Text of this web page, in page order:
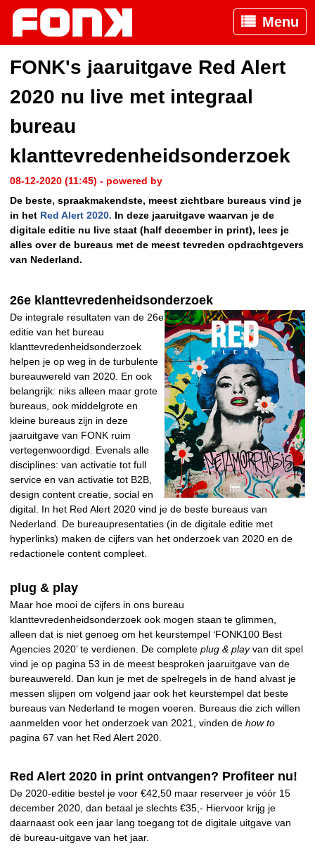
Menu
FONK's jaaruitgave Red Alert
2020 nu live met integraal
bureau
klanttevredenheidsonderzoek
08-12-2020 (11:45) - powered by
De beste, spraakmakendste, meest zichtbare bureaus vind je
in het Red Alert 2020. In deze jaaruitgave waarvan je de
digitale editie nu live staat (half december in print), lees je
alles over de bureaus met de meest tevreden opdrachtgevers
van Nederland.
26e klanttevredenheidsonderzoek
De integrale resultaten van de 26e
editie van het bureau
klanttevredenheidsonderzoek
helpen je op weg in de turbulente
bureauwereld van 2020. En ook
belangrijk: niks alleen maar grote
bureaus, ook middelgrote en
kleine bureaus zijn in deze
jaaruitgave van FONK ruim
vertegenwoordigd. Evenals alle
disciplines: van activatie tot full
service en van activatie tot B2B,
design content creatie, social en
digital. In het Red Alert 2020 vind je de beste bureaus van
Nederland. De bureaupresentaties (in de digitale editie met
hyperlinks) maken de cijfers van het onderzoek van 2020 en de
redactionele content compleet.
plug & play
Maar hoe mooi de cijfers in ons bureau
klanttevredenheidsonderzoek ook mogen staan te glimmen,
alleen dat is niet genoeg om het keurstempel ‘FONK100 Best
Agencies 2020’ te verdienen. De complete plug & playvan dit spel
vind je op pagina 53 in de meest besproken jaaruitgave van de
bureauwereld. Dan kun je met de spelregels in de hand alvast je
messen slijpen om volgend jaar ook het keurstempel dat beste
bureaus van Nederland te mogen voeren. Bureaus die zich willen
aanmelden voor het onderzoek van 2021, vinden de how to
pagina 67 van het Red Alert 2020.
Red Alert 2020 in print ontvangen? Profiteer nu!
De 2020-editie bestel je voor €42,50 maar reserveer je vóór 15
december 2020, dan betaal je slechts €35,- Hiervoor krijg je
daarnaast ook een jaar lang toegang tot de digitale uitgave van
dè bureau-uitgave van het jaar.